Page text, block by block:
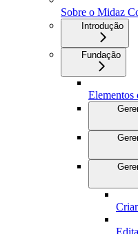
Sobre o Midaz
Introdução
Fundação
Elementos